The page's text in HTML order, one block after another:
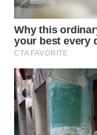
WN
SULUT
WN
MALUKU
WN
MALUT